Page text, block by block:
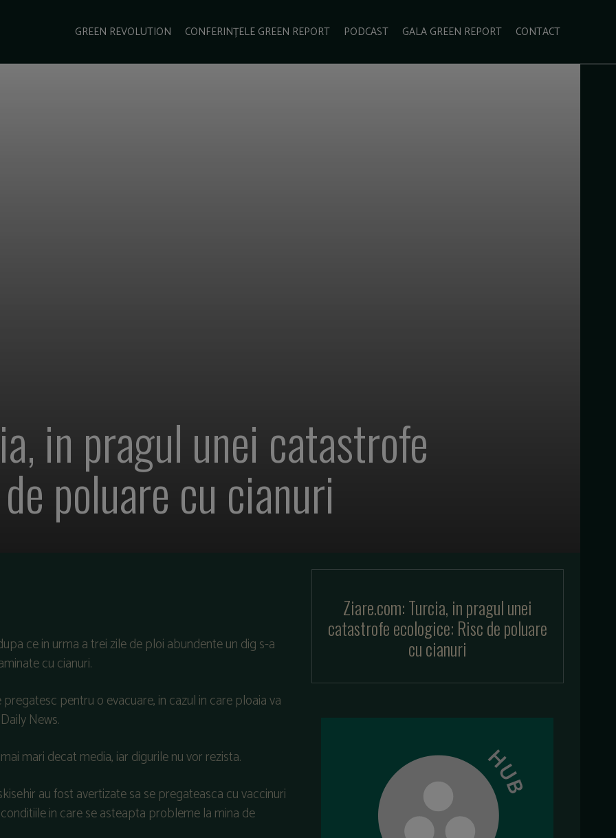
GREEN REVOLUTION CONFERINȚELE GREEN REPORT PODCAST GALA GREEN REPORT CONTACT
SCHIMBĂRI CLIMATICE
in pragul unei catastrofe
poluare cu cianuri
ce in urma a trei zile de ploi abundente un dig s-a
cu cianuri.
pentru o evacuare, in cazul in care ploaia va
News.
mari decat media, iar digurile nu vor rezista.
au fost avertizate sa se pregateasca cu vaccinuri
in care se asteapta probleme la mina de
Ziare.com: Turcia, in pragul unei
catastrofe ecologice: Risc de poluare
cu cianuri